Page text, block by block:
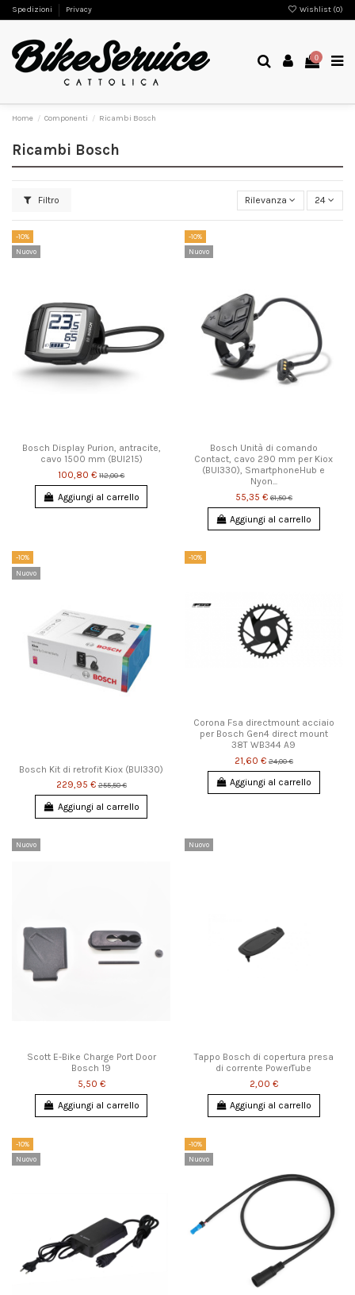
Spedizioni Privacy Wishlist (0)
0
Home Componenti Ricambi Bosch
Ricambi Bosch
Filtro Rilevanza 24
-10%
Nuovo
Bosch Display Purion, antracite,
cavo 1500 mm (BUI215)
100,80 € 112,00 €
Aggiungi al carrello
-10%
Nuovo
Bosch Unità di comando
Contact, cavo 290 mm per Kiox
(BUI330), SmartphoneHub e
Nyon...
55,35 € 61,50 €
Aggiungi al carrello
-10%
Nuovo
Bosch Kit di retrofit Kiox (BUI330)
229,95 € 255,50 €
Aggiungi al carrello
-10%
Corona Fsa directmount acciaio
per Bosch Gen4 direct mount
38T WB344 A9
21,60 € 24,00 €
Aggiungi al carrello
Nuovo
Scott E-Bike Charge Port Door
Bosch 19
5,50 €
Aggiungi al carrello
Nuovo
Tappo Bosch di copertura presa
di corrente PowerTube
2,00 €
Aggiungi al carrello
-10%
Nuovo
-10%
Nuovo